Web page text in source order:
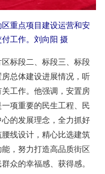
重点项目建设运营和安
工作。刘向阳 摄
标段二、标段三、标段
总体建设进展情况，听
工作。他强调，安置房
项重要的民生工程、民
的发展理念，全力抓好
线设计，精心比选建筑
，努力打造高品质街区
众的幸福感、获得感。